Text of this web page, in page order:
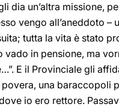
dia un’altra missione,
vengo all’aneddoto
tutta la vita è stato
vado in pensione, ma
E il Provinciale gli
una baraccopoli
io ero rettore.